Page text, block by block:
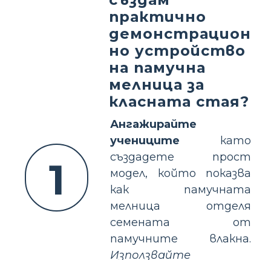
1
практично
демонстрацион
но устройство
на памучна
мелница за
класната стая?
Ангажирайте
учениците като
създадете прост
модел, който показва
как памучната
мелница отделя
семената от
памучните влакна.
Използвайте